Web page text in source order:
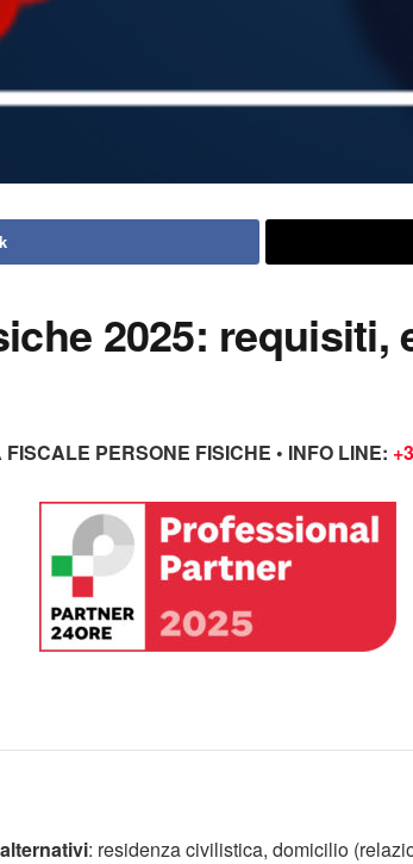
2025: requisiti,
PERSONE FISICHE • INFO LINE:
: residenza civilistica, domicilio